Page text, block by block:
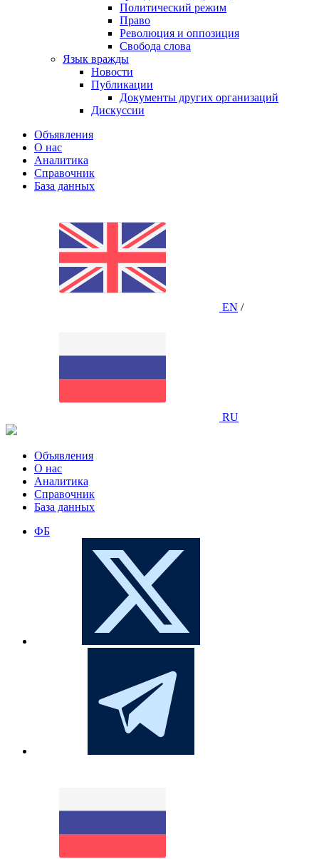
Политический режим
Право
Революция и оппозиция
Свобода слова
Язык вражды
Новости
Публикации
Документы других организаций
Дискуссии
Объявления
О нас
Аналитика
Справочник
База данных
EN /
RU
Объявления
О нас
Аналитика
Справочник
База данных
ФБ